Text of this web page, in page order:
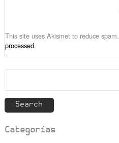
This site uses Akismet to reduce spam.
processed.
Search
Categorías